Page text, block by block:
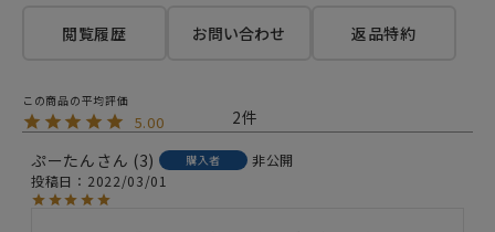
閲覧履歴 お問い合わせ 返品特約
5.00
2
ぷーたん
3 購入者
非公開
投稿日
2022/03/01